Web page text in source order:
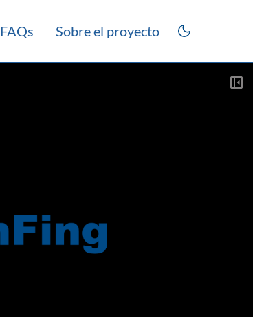
FAQs Sobre el proyecto